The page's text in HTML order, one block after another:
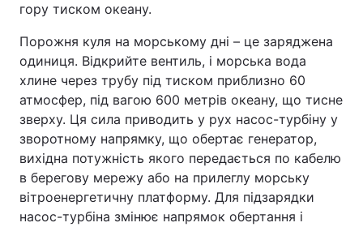
гору тиском океану.
Порожня куля на морському дні – це заряджена
одиниця. Відкрийте вентиль, і морська вода
хлине через трубу під тиском приблизно 60
атмосфер, під вагою 600 метрів океану, що тисне
зверху. Ця сила приводить у рух насос-турбіну у
зворотному напрямку, що обертає генератор,
вихідна потужність якого передається по кабелю
в берегову мережу або на прилеглу морську
вітроенергетичну платформу. Для підзарядки
насос-турбіна змінює напрямок обертання і